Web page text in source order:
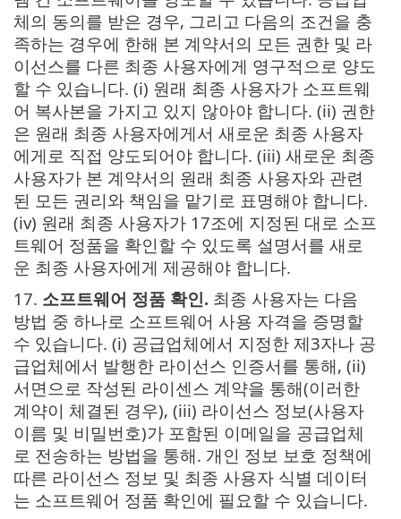
체의 동의를 받은 경우, 그리고 다음의 조건을 충
족하는 경우에 한해 본 계약서의 모든 권한 및 라
이선스를 다른 최종 사용자에게 영구적으로 양도
할 수 있습니다. (i) 원래 최종 사용자가 소프트웨
어 복사본을 가지고 있지 않아야 합니다. (ii) 권한
은 원래 최종 사용자에게서 새로운 최종 사용자
에게로 직접 양도되어야 합니다. (iii) 새로운 최종
사용자가 본 계약서의 원래 최종 사용자와 관련
된 모든 권리와 책임을 맡기로 표명해야 합니다.
(iv) 원래 최종 사용자가 17조에 지정된 대로 소프
트웨어 정품을 확인할 수 있도록 설명서를 새로
운 최종 사용자에게 제공해야 합니다.
17. 소프트웨어 정품 확인. 최종 사용자는 다음
방법 중 하나로 소프트웨어 사용 자격을 증명할
수 있습니다. (i) 공급업체에서 지정한 제3자나 공
급업체에서 발행한 라이선스 인증서를 통해, (ii)
서면으로 작성된 라이센스 계약을 통해(이러한
계약이 체결된 경우), (iii) 라이선스 정보(사용자
이름 및 비밀번호)가 포함된 이메일을 공급업체
로 전송하는 방법을 통해. 개인 정보 보호 정책에
따른 라이선스 정보 및 최종 사용자 식별 데이터
는 소프트웨어 정품 확인에 필요할 수 있습니다.